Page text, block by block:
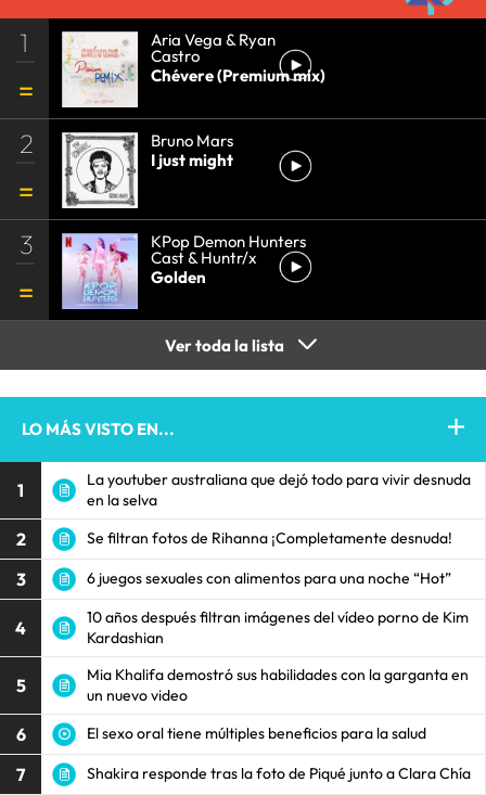
1 Aria Vega & Ryan
Castro
Chévere (Premium mix)
2
Bruno Mars
I just might
3 KPop Demon Hunters
Cast & Huntr/x
Golden
Ver toda la lista
LO MÁS VISTO EN...
1
La youtuber australiana que dejó todo para vivir desnuda
en la selva
2 Se filtran fotos de Rihanna ¡Completamente desnuda!
3 6 juegos sexuales con alimentos para una noche “Hot”
4
10 años después filtran imágenes del vídeo porno de Kim
Kardashian
5
Mia Khalifa demostró sus habilidades con la garganta en
un nuevo video
6 El sexo oral tiene múltiples beneficios para la salud
7 Shakira responde tras la foto de Piqué junto a Clara Chía